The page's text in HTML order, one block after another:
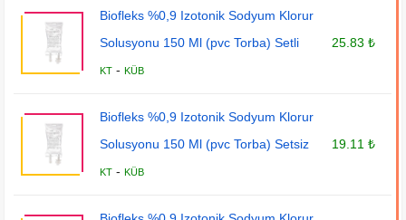
Biofleks %0,9 Izotonik Sodyum Klorur
Solusyonu 150 Ml (pvc Torba) Setli
KT -KÜB
25.83 ₺
Biofleks %0,9 Izotonik Sodyum Klorur
Solusyonu 150 Ml (pvc Torba) Setsiz
KT -KÜB
19.11 ₺